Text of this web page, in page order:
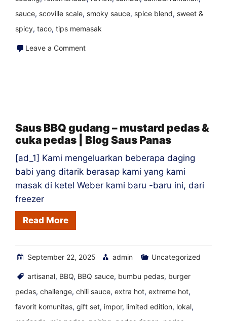
sauce, scoville scale, smoky sauce, spice blend, sweet &
spicy, taco, tips memasak
Leave a Commenton
|
Blog
Saus
Review
Restaurant
Saus BBQ gudang – mustard pedas &
cuka pedas | Blog Saus Panas
[ad_1] Kami mengeluarkan beberapa daging
babi yang ditarik berasap kami yang kami
masak di ketel Weber kami baru -baru ini, dari
freezer
Read More
September 22, 2025 admin Uncategorized
artisanal, BBQ, BBQ sauce, bumbu pedas, burger
pedas, challenge, chili sauce, extra hot, extreme hot,
favorit komunitas, gift set, impor, limited edition, lokal,